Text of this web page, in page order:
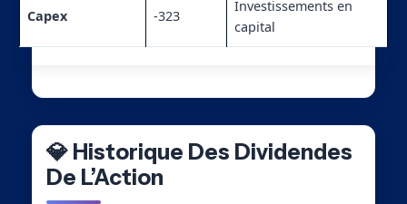
Capex -323
Investissements en
capital
💎 Historique Des Dividendes
De L’Action